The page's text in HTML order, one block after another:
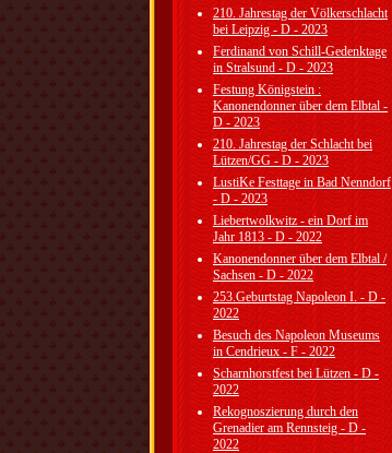
210. Jahrestag der Völkerschlacht
bei Leipzig - D - 2023
Ferdinand von Schill-Gedenktage
in Stralsund - D - 2023
Festung Königstein :
Kanonendonner über dem Elbtal -
D - 2023
210. Jahrestag der Schlacht bei
Lützen/GG - D - 2023
LustiKe Festtage in Bad Nenndorf
- D - 2023
Liebertwolkwitz - ein Dorf im
Jahr 1813 - D - 2022
Kanonendonner über dem Elbtal /
Sachsen - D - 2022
253.Geburtstag Napoleon I. - D -
2022
Besuch des Napoleon Museums
in Cendrieux - F - 2022
Scharnhorstfest bei Lützen - D -
2022
Rekognoszierung durch den
Grenadier am Rennsteig - D -
2022